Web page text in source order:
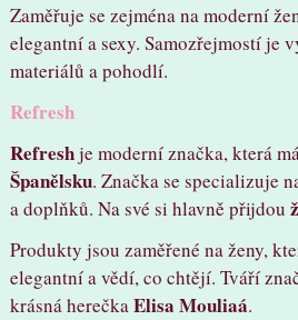
Zaměřuje se zejména na moderní
elegantní a sexy. Samozřejmostí je
materiálů a pohodlí.
Refresh
Refreshje moderní značka, která
Španělsku. Značka se specializuje
a doplňků. Na své si hlavně přijdou
Produkty jsou zaměřené na ženy,
elegantní a vědí, co chtějí. Tváří
krásná herečkaElisa Mouliaá.